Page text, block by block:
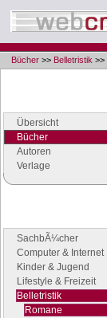
Bücher >> Belletristik >>
Übersicht
Bücher
Autoren
Verlage
SachbÃ¼cher
Computer & Internet
Kinder & Jugend
Lifestyle & Freizeit
Belletristik
Romane